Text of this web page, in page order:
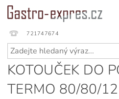
721747674
KOTOUČEK DO
TERMO 80/80/12